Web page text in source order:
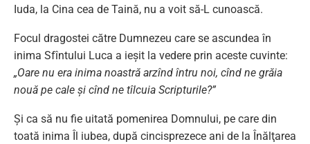
Iuda, la Cina cea de Taină, nu a voit să-L cunoască.
Focul dragostei către Dumnezeu care se ascundea în
inima Sfîntului Luca a ieşit la vedere prin aceste cuvinte:
„Oare nu era inima noastră arzînd întru noi, cînd ne grăia
nouă pe cale şi cînd ne tîlcuia Scripturile?”
Şi ca să nu fie uitată pomenirea Domnului, pe care din
toată inima Îl iubea, după cincisprezece ani de la Înălţarea